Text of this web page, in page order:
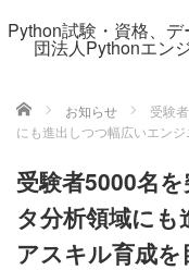
Python試験・資格、
団法人Pythonエン
ホーム お知らせ
受験
にも進出しつつ幅広いエン
受験者5000名
タ分析領域に
アスキル育成を